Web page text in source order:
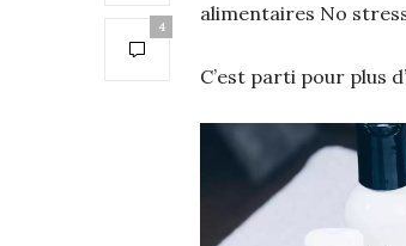
4
alimentaires No
C’est parti pour plus